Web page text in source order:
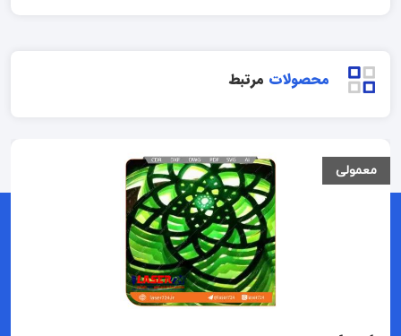
محصولات مرتبط
معمولی